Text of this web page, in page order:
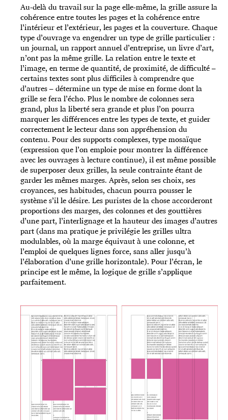
Au-delà du travail sur la page elle-même, la grille assure la
cohérence entre toutes les pages et la cohérence entre
l’intérieur et l’extérieur, les pages et la couverture. Chaque
type d’ouvrage va engendrer un type de grille particulier :
un journal, un rapport annuel d’entreprise, un livre d’art,
n’ont pas la même grille. La relation entre le texte et
l’image, en terme de quantité, de proximité, de difficulté –
certains textes sont plus difficiles à comprendre que
d’autres – détermine un type de mise en forme dont la
grille se fera l’écho. Plus le nombre de colonnes sera
grand, plus la liberté sera grande et plus l’on pourra
marquer les différences entre les types de texte, et guider
correctement le lecteur dans son appréhension du
contenu. Pour des supports complexes, type mosaïque
(expression que l’on emploie pour montrer la différence
avec les ouvrages à lecture continue), il est même possible
de superposer deux grilles, la seule contrainte étant de
garder les mêmes marges. Après, selon ses choix, ses
croyances, ses habitudes, chacun pourra pousser le
système s’il le désire. Les puristes de la chose accorderont
proportions des marges, des colonnes et des gouttières
d’une part, l’interlignage et la hauteur des images d’autres
part (dans ma pratique je privilégie les grilles ultra
modulables, où la marge équivaut à une colonne, et
l’emploi de quelques lignes force, sans aller jusqu’à
l’élaboration d’une grille horizontale). Pour l’écran, le
principe est le même, la logique de grille s’applique
parfaitement.